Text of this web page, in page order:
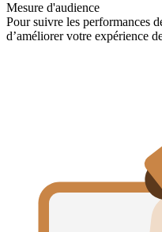
Mesure d'audience
Pour suivre les performances
d’améliorer votre expérience